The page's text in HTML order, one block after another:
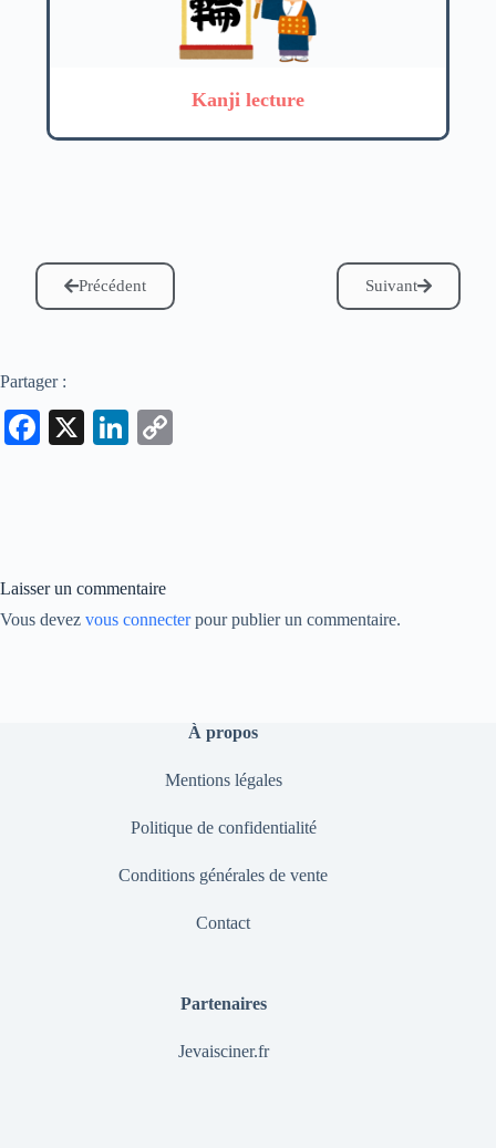
Kanji lecture
Précédent Suivant
Partager :
Fa
X
Li
Laisser un commentaire
Vous devez vous connecterpour publier un commentaire.
À propos
Mentions légales
Politique de confidentialité
Conditions générales de vente
Contact
Partenaires
Jevaisciner.fr